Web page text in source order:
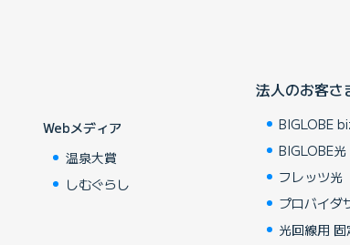
Webメディア
温泉大賞
しむぐらし
法人のお客さ
BIGLOBE
BIGLOBE光
フレッツ光
プロバイダ
光回線用 固